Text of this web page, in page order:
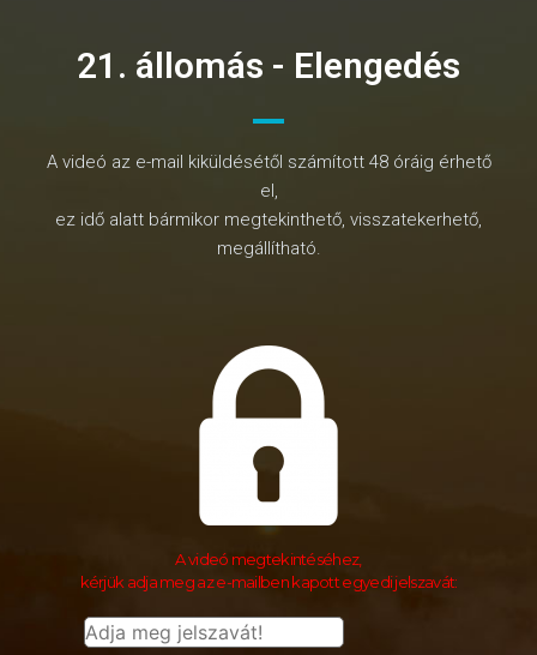
21. állomás - Elengedés
A videó az e-mail kiküldésétől számított 48 óráig érhető
el,
ez idő alatt bármikor megtekinthető, visszatekerhető,
megállítható.
A videó megtekintéséhez,
kérjük adja meg az e-mailben kapott egyedi jelszavát: